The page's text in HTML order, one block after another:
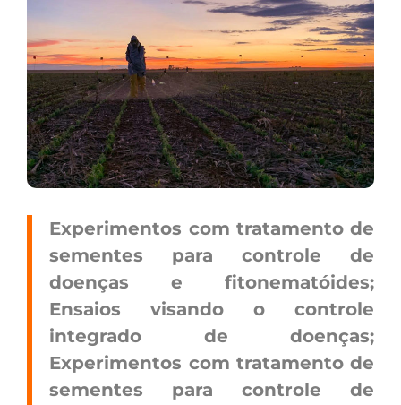
Experimentos com tratamento de
sementes para controle de
doenças e fitonematóides;
Ensaios visando o controle
integrado de doenças;
Experimentos com tratamento de
sementes para controle de